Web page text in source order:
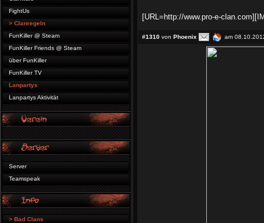
FightUs
> Clanregeln
FunKiller @ Steam
FunKiller Friends @ Steam
über FunKiller
FunKiller TV
Lanpartys
Lanpartys Aktivität
Server
Teamspeak
> Bad Clans
[URL=http://www.pro-e-
#1310 von Phoenix am